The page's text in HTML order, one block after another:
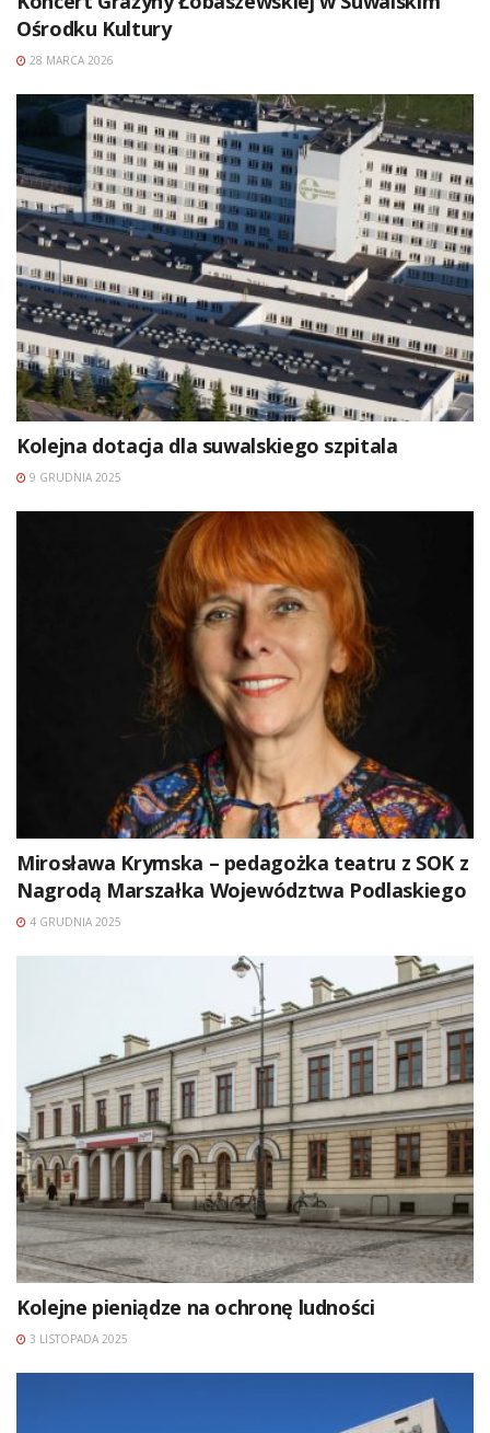
Ośrodku Kultury
28 MARCA 2026
Kolejna dotacja dla suwalskiego szpitala
9 GRUDNIA 2025
Mirosława Krymska – pedagożka teatru z SOK z
Nagrodą Marszałka Województwa Podlaskiego
4 GRUDNIA 2025
Kolejne pieniądze na ochronę ludności
3 LISTOPADA 2025